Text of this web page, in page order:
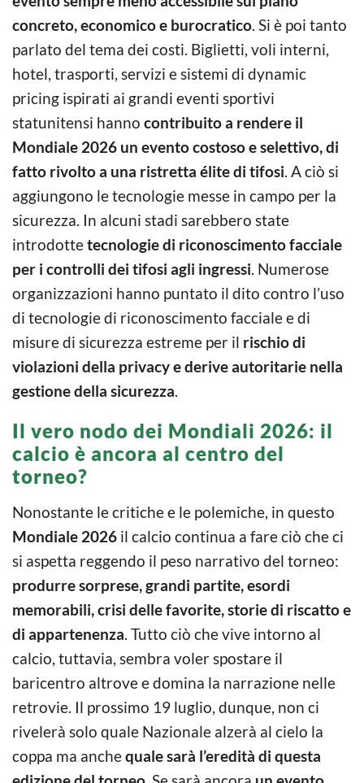
concreto, economico e burocratico. Si è poi tanto
parlato del tema dei costi. Biglietti, voli interni,
hotel, trasporti, servizi e sistemi di dynamic
pricing ispirati ai grandi eventi sportivi
statunitensi hanno contribuito a rendere il
Mondiale 2026 un evento costoso e selettivo, di
fatto rivolto a una ristretta élite di tifosi. A ciò si
aggiungono le tecnologie messe in campo per la
sicurezza. In alcuni stadi sarebbero state
introdottetecnologie di riconoscimento facciale
per i controlli dei tifosi agli ingressi. Numerose
organizzazioni hanno puntato il dito contro l’uso
di tecnologie di riconoscimento facciale e di
misure di sicurezza estreme per il rischio di
violazioni della privacy e derive autoritarie nella
gestione della sicurezza.
Il vero nodo dei Mondiali 2026: il
calcio è ancora al centro del
torneo?
Nonostante le critiche e le polemiche, in questo
Mondiale 2026 il calcio continua a fare ciò che ci
si aspetta reggendo il peso narrativo del torneo:
produrre sorprese, grandi partite, esordi
memorabili, crisi delle favorite, storie di riscatto e
di appartenenza. Tutto ciò che vive intorno al
calcio, tuttavia, sembra voler spostare il
baricentro altrove e domina la narrazione nelle
retrovie. Il prossimo 19 luglio, dunque, non ci
rivelerà solo quale Nazionale alzerà al cielo la
coppa ma anchequale sarà l’eredità di questa